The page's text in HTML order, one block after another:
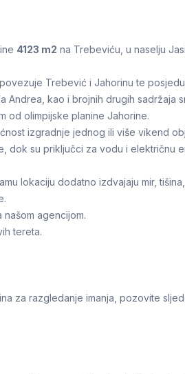
4123 m2 na Trebeviću, u naselju
Trebević i Jahorinu te
Andrea, kao i brojnih drugih sadržaja
od olimpijske planine Jahorine.
izgradnje jednog ili više vikend
dok su priključci za vodu i električnu
lokaciju dodatno izdvajaju mir,
agencijom.
tereta.
za razgledanje imanja, pozovite